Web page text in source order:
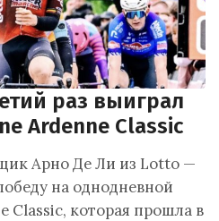
раз выиграл
Ardenne Classic
Арно Де Ли из Lotto —
на однодневной
Classic, которая прошла в